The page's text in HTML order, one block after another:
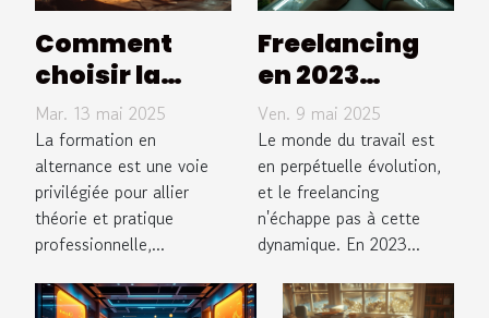
Comment
choisir la
bonne
formation en
alternance
pour votre
carrière
Mar. 13 mai 2025
La formation en
alternance est une voie
privilégiée pour allier
théorie et pratique
professionnelle,...
Freelancing
en 2023
tendances et
opportunités
dans un
marché
dynamique
Ven. 9 mai 2025
Le monde du travail est
en perpétuelle évolution,
et le freelancing
n'échappe pas à cette
dynamique. En 2023...